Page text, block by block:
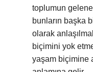
toplumun
bunların başka
olarak
biçimini yok
yaşam biçimine